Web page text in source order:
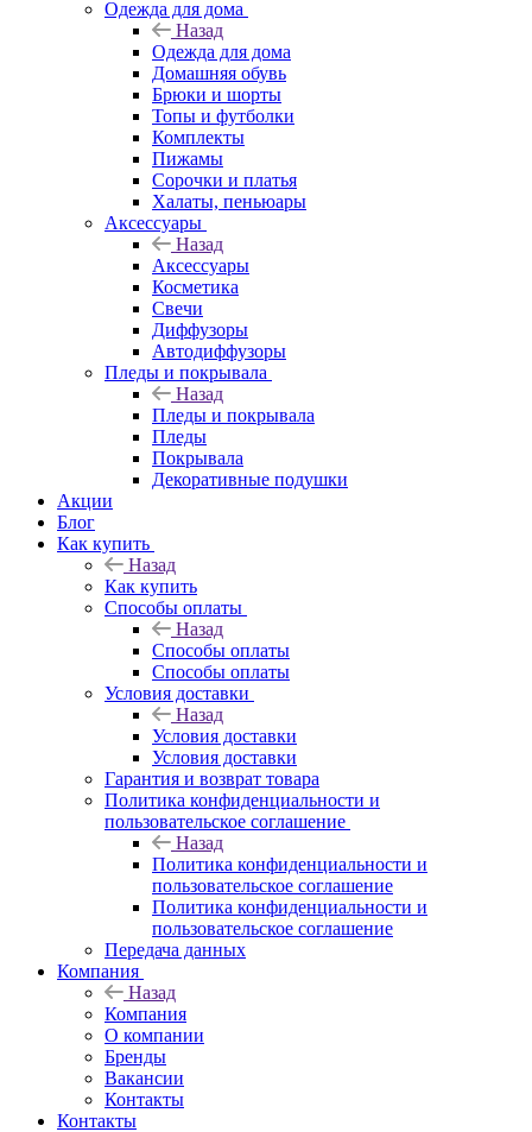
Одежда для дома
Назад
Одежда для дома
Домашняя обувь
Брюки и шорты
Топы и футболки
Комплекты
Пижамы
Сорочки и платья
Халаты, пеньюары
Аксессуары
Назад
Аксессуары
Косметика
Свечи
Диффузоры
Автодиффузоры
Пледы и покрывала
Назад
Пледы и покрывала
Пледы
Покрывала
Декоративные подушки
Акции
Блог
Как купить
Назад
Как купить
Способы оплаты
Назад
Способы оплаты
Способы оплаты
Условия доставки
Назад
Условия доставки
Условия доставки
Гарантия и возврат товара
Политика конфиденциальности и
пользовательское соглашение
Назад
Политика конфиденциальности и
пользовательское соглашение
Политика конфиденциальности и
пользовательское соглашение
Передача данных
Компания
Назад
Компания
О компании
Бренды
Вакансии
Контакты
Контакты